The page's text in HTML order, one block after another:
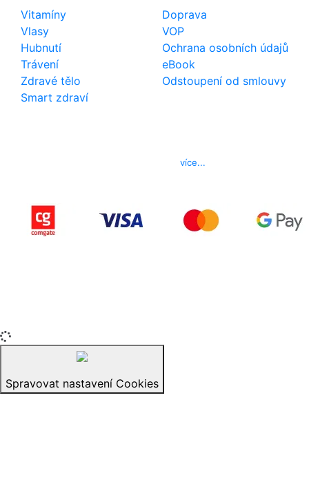
Vitamíny
Vlasy
Hubnutí
Trávení
Zdravé tělo
Smart zdraví
Doprava
VOP
Ochrana osobních údajů
eBook
Odstoupení od smlouvy
více...
Spravovat nastavení Cookies